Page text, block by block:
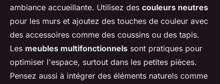
ambiance accueillante. Utilisez des couleurs neutres
pour les murs et ajoutez des touches de couleur avec
des accessoires comme des coussins ou des tapis.
Les meubles multifonctionnels sont pratiques pour
optimiser l'espace, surtout dans les petites pièces.
Pensez aussi à intégrer des éléments naturels comme